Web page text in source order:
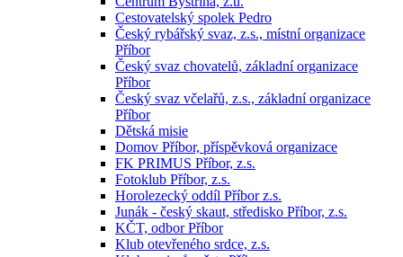
Cestovatelský spolek Pedro
Český rybářský svaz, z.s., místní organizace
Příbor
Český svaz chovatelů, základní organizace
Příbor
Český svaz včelařů, z.s., základní organizace
Příbor
Dětská misie
Domov Příbor, příspěvková organizace
FK PRIMUS Příbor, z.s.
Fotoklub Příbor, z.s.
Horolezecký oddíl Příbor z.s.
Junák - český skaut, středisko Příbor, z.s.
KČT, odbor Příbor
Klub otevřeného srdce, z.s.